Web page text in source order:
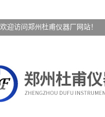
欢迎访问郑州杜甫仪器厂网站！